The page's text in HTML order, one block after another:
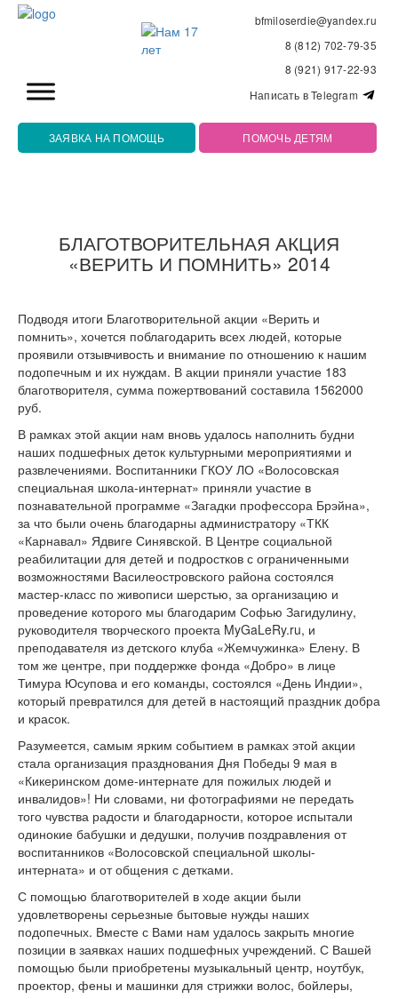
bfmiloserdie@yandex.ru
8 (812) 702-79-35
8 (921) 917-22-93
Написать в Telegram
ЗАЯВКА НА ПОМОЩЬ ПОМОЧЬ ДЕТЯМ
БЛАГОТВОРИТЕЛЬНАЯ АКЦИЯ
«ВЕРИТЬ И ПОМНИТЬ» 2014
Подводя итоги Благотворительной акции «Верить и
помнить», хочется поблагодарить всех людей, которые
проявили отзывчивость и внимание по отношению к нашим
подопечным и их нуждам. В акции приняли участие 183
благотворителя, сумма пожертвований составила 1562000
руб.
В рамках этой акции нам вновь удалось наполнить будни
наших подшефных деток культурными мероприятиями и
развлечениями. Воспитанники ГКОУ ЛО «Волосовская
специальная школа-интернат» приняли участие в
познавательной программе «Загадки профессора Брэйна»,
за что были очень благодарны администратору «ТКК
«Карнавал» Ядвиге Синявской. В Центре социальной
реабилитации для детей и подростков с ограниченными
возможностями Василеостровского района состоялся
мастер-класс по живописи шерстью, за организацию и
проведение которого мы благодарим Софью Загидулину,
руководителя творческого проекта MyGaLeRy.ru, и
преподавателя из детского клуба «Жемчужинка» Елену. В
том же центре, при поддержке фонда «Добро» в лице
Тимура Юсупова и его команды, состоялся «День Индии»,
который превратился для детей в настоящий праздник добра
и красок.
Разумеется, самым ярким событием в рамках этой акции
стала организация празднования Дня Победы 9 мая в
«Кикеринском доме-интернате для пожилых людей и
инвалидов»! Ни словами, ни фотографиями не передать
того чувства радости и благодарности, которое испытали
одинокие бабушки и дедушки, получив поздравления от
воспитанников «Волосовской специальной школы-
интерната» и от общения с детками.
С помощью благотворителей в ходе акции были
удовлетворены серьезные бытовые нужды наших
подопечных. Вместе с Вами нам удалось закрыть многие
позиции в заявках наших подшефных учреждений. С Вашей
помощью были приобретены музыкальный центр, ноутбук,
проектор, фены и машинки для стрижки волос, бойлеры,